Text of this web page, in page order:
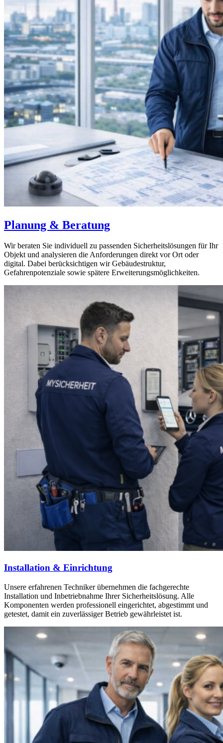
Planung & Beratung
Wir beraten Sie individuell zu passenden Sicherheitslösungen für Ihr
Objekt und analysieren die Anforderungen direkt vor Ort oder
digital. Dabei berücksichtigen wir Gebäudestruktur,
Gefahrenpotenziale sowie spätere Erweiterungsmöglichkeiten.
Installation & Einrichtung
Unsere erfahrenen Techniker übernehmen die fachgerechte
Installation und Inbetriebnahme Ihrer Sicherheitslösung. Alle
Komponenten werden professionell eingerichtet, abgestimmt und
getestet, damit ein zuverlässiger Betrieb gewährleistet ist.